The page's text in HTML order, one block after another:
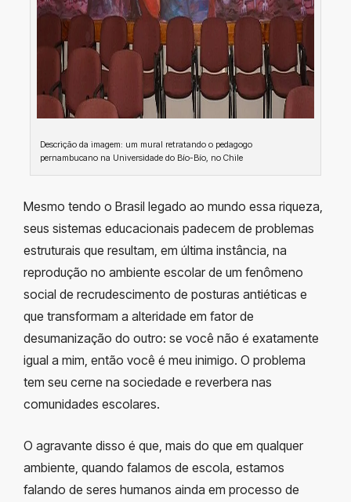
Descrição da imagem: um mural retratando o pedagogo
pernambucano na Universidade do Bío-Bío, no Chile
Mesmo tendo o Brasil legado ao mundo essa riqueza,
seus sistemas educacionais padecem de problemas
estruturais que resultam, em última instância, na
reprodução no ambiente escolar de um fenômeno
social de recrudescimento de posturas antiéticas e
que transformam a alteridade em fator de
desumanização do outro: se você não é exatamente
igual a mim, então você é meu inimigo. O problema
tem seu cerne na sociedade e reverbera nas
comunidades escolares.
O agravante disso é que, mais do que em qualquer
ambiente, quando falamos de escola, estamos
falando de seres humanos ainda em processo de